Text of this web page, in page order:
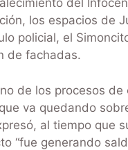
del
los espacios de
policial, el
de fachadas.
de los procesos de
va quedando
al tiempo que
“fue generando